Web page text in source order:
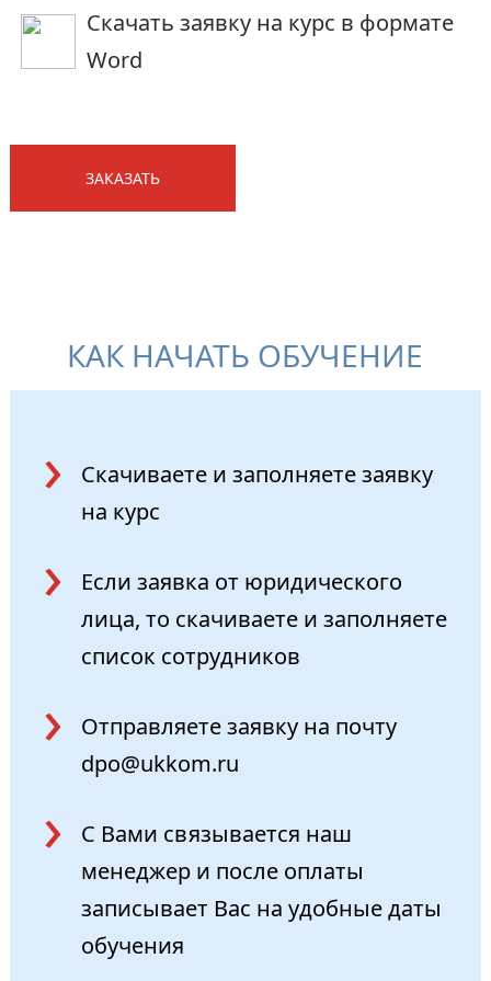
Скачать заявку на курс в формате
Word
ЗАКАЗАТЬ
КАК НАЧАТЬ ОБУЧЕНИЕ
Скачиваете и заполняетезаявку
на курс
Если заявка от юридического
лица, то скачиваете и заполняете
список сотрудников
Отправляете заявку на почту
dpo@ukkom.ru
С Вами связывается наш
менеджер и после оплаты
записывает Вас на удобные даты
обучения